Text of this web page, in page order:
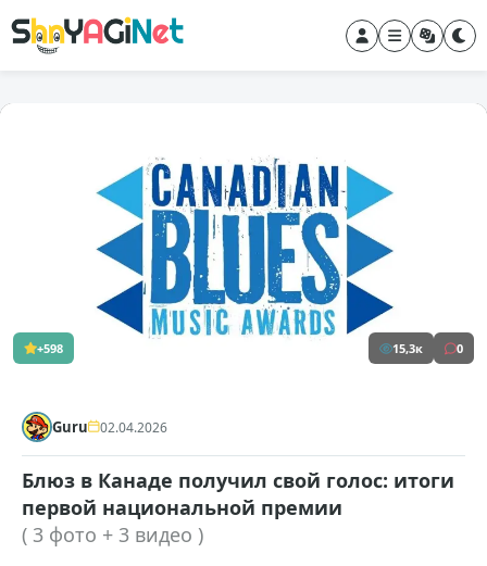
+598 15,3к 0
Guru 02.04.2026
Блюз в Канаде получил свой голос: итоги
первой национальной премии
( 3 фото + 3 видео )